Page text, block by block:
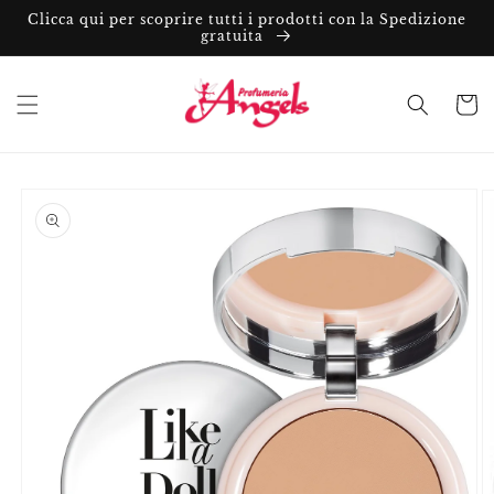
direttamente
Clicca qui per scoprire tutti i prodotti con la Spedizione
gratuita
Carrello
informazioni
sul prodotto